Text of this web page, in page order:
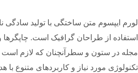
لورم ایپسوم متن ساختگی با تولید سادگی
استفاده از طراحان گرافیک است. چاپگرها
مجله در ستون و سطرآنچنان که لازم
تکنولوژی مورد نیاز و کاربردهای متنوع با